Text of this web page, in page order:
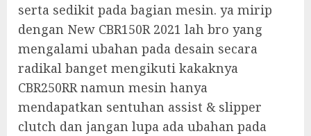
serta sedikit pada bagian mesin. ya mirip
dengan New CBR150R 2021 lah bro yang
mengalami ubahan pada desain secara
radikal banget mengikuti kakaknya
CBR250RR namun mesin hanya
mendapatkan sentuhan assist & slipper
clutch dan jangan lupa ada ubahan pada